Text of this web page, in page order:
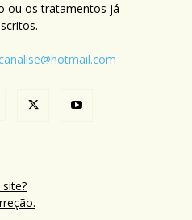
ou os tratamentos já